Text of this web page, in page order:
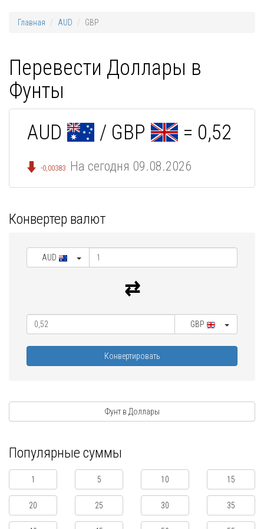
Главная AUD GBP
Перевести Доллары в
Фунты
AUD / GBP = 0,52
-0,00383 На сегодня 09.08.2026
Конвертер валют
AUD
GBP
Конвертировать
Фунт в Доллары
Популярные суммы
1 5 10 15
20 25 30 35